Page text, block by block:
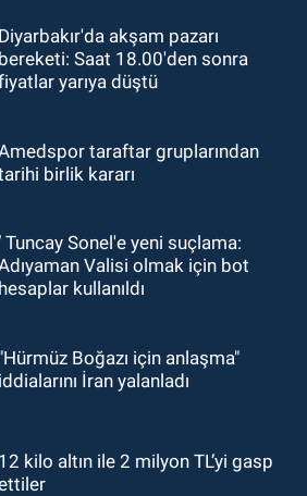
Diyarbakır'da akşam pazarı
bereketi: Saat 18.00'den sonra
yarıya düştü
taraftar gruplarından
birlik kararı
suçlama:
Valisi olmak için bot
hesaplar kullanıldı
"Hürmüz Boğazı için anlaşma"
iddialarını İran yalanladı
12 kilo altın ile 2 milyon TL’yi gasp